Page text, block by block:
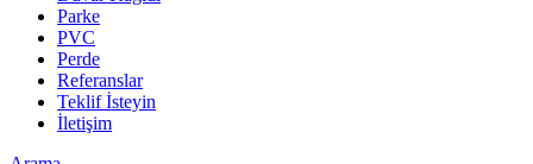
Parke
PVC
Perde
Referanslar
Teklif İsteyin
İletişim